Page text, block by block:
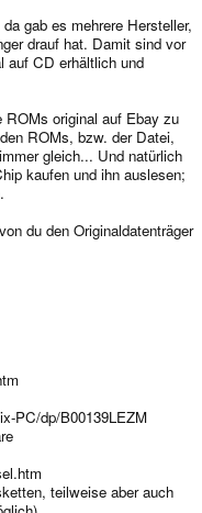
gab es mehrere Hersteller,
drauf hat. Damit sind vor
auf CD erhältlich und
original auf Ebay zu
ROMs, bzw. der Datei,
gleich... Und natürlich
kaufen und ihn auslesen;
du den Originaldatenträger
PC/dp/B00139LEZM
teilweise aber auch